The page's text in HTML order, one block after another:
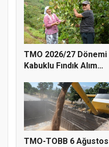
TMO 2026/27 Dönemi
Kabuklu Fındık Alım
TMO-TOBB 6 Ağustos